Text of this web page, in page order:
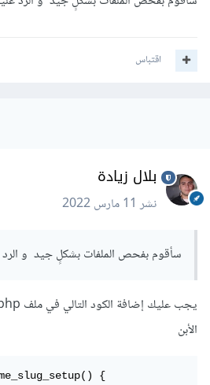
اقتباس
بلال زيادة
نشر11 مارس 2022
سأقوم بفحص الملفات بشكلٍ جيد و
الأبن
{